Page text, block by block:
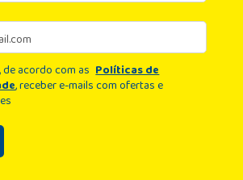
de acordo com as Políticas de
, receber e-mails com ofertas e